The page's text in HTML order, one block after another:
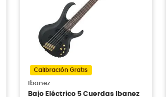
Calibración Gratis
Ibanez
Bajo Eléctrico 5 Cuerdas Ibanez